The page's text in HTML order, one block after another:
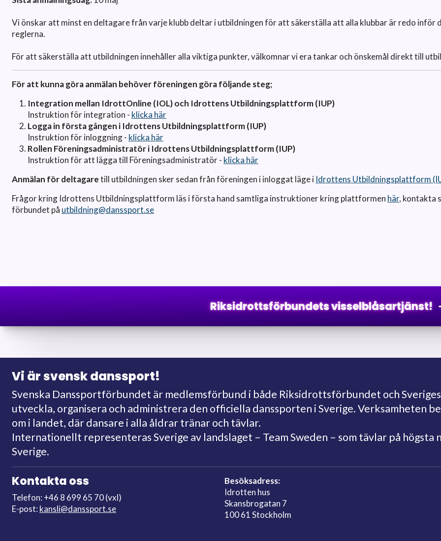
Vi önskar att minst en deltagare från varje klubb deltar i utbildningen för att säkerställa att alla klubbar är redo inför
reglerna.
För att säkerställa att utbildningen innehåller alla viktiga punkter, välkomnar vi era tankar och önskemål direkt till
För att kunna göra anmälan behöver föreningen göra följande steg;
Integration mellan IdrottOnline (IOL) och Idrottens Utbildningsplattform (IUP)
Instruktion för integration - klicka här
Logga in första gången i Idrottens Utbildningsplattform (IUP)
Instruktion för inloggning - klicka här
Rollen Föreningsadministratör i Idrottens Utbildningsplattform (IUP)
Instruktion för att lägga till Föreningsadministratör - klicka här
Anmälan för deltagaretill utbildningen sker sedan från föreningen i inloggat läge i Idrottens Utbildningsplattform
Frågor kring Idrottens Utbildningsplattform läs i första hand samtliga instruktioner kring plattformen här, kontakta
förbundet på utbildning@danssport.se
Riksidrottsförbundets visselblåsartjänst!
Vi är svensk danssport!
Svenska Danssportförbundet är medlemsförbund i både Riksidrottsförbundet och
utveckla, organisera och administrera den officiella danssporten i Sverige. Verksamheten
om i landet, där dansare i alla åldrar tränar och tävlar.
Internationellt representeras Sverige av landslaget – Team Sweden – som tävlar på högsta
Sverige.
Kontakta oss
Telefon: +46 8 699 65 70 (vxl)
E-post: kansli@danssport.se
Besöksadress:
Idrotten hus
Skansbrogatan 7
100 61 Stockholm